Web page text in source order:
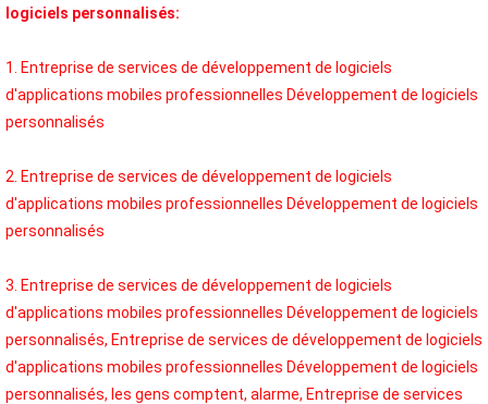
logiciels personnalisés:
1. Entreprise de services de développement de logiciels
d'applications mobiles professionnelles Développement de logiciels
personnalisés
2. Entreprise de services de développement de logiciels
d'applications mobiles professionnelles Développement de logiciels
personnalisés
3. Entreprise de services de développement de logiciels
d'applications mobiles professionnelles Développement de logiciels
personnalisés, Entreprise de services de développement de logiciels
d'applications mobiles professionnelles Développement de logiciels
personnalisés, les gens comptent, alarme, Entreprise de services